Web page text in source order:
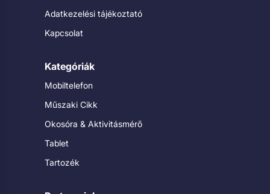
Adatkezelési tájékoztató
Kapcsolat
Kategóriák
Mobiltelefon
Műszaki Cikk
Okosóra & Aktivitásmérő
Tablet
Tartozék